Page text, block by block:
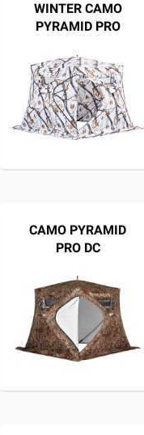
WINTER CAMO
PYRAMID PRO
CAMO PYRAMID
PRO DC